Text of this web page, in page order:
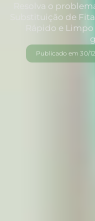
Resolva o
Substituição de
Rápido e
Publicado em30/